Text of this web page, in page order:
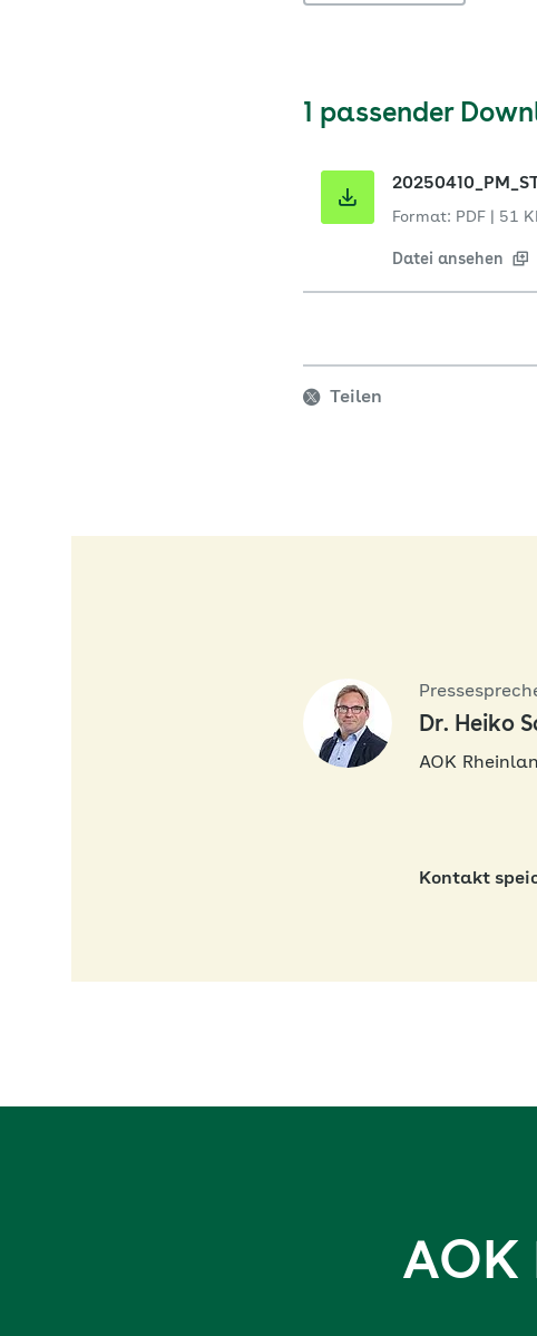
1 passender
Format: PDF 51
Datei ansehen
Teilen
Dr. Heiko
AOK
Kontakt